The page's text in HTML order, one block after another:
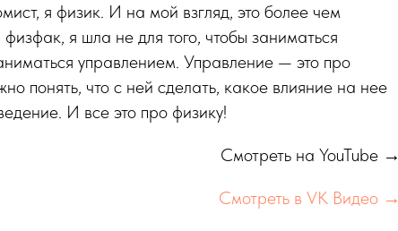
я физик. И на мой взгляд, это более чем
я шла не для того, чтобы заниматься
управлением. Управление — это про
понять, что с ней сделать, какое влияние на нее
И все это про физику!
Смотреть на YouTube →
Смотреть в VK Видео →